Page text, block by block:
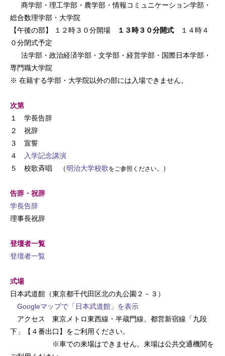
商学部・理工学部・農学部・情報コミュニケーション学部・
総合数理学部・大学院
【午後の部】
１２時３０分開場 １３時３０分開式 １４時４
０分閉式予定
法学部・政治経済学部・文学部・経営学部・国際日本学部・
専門職大学院
※ 在籍する学部・大学院以外の部には入場できません。
次第
１ 学長告辞
２ 祝辞
３ 宣誓
４
入学記念講演
５ 校歌斉唱
（明治大学校歌をご参照ください。 ）
告辞・祝辞
学長告辞
理事長祝辞
登壇者一覧
登壇者一覧
式場
日本武道館（東京都千代田区北の丸公園２－３）
Googleマップで「日本武道館」を表示
アクセス 東京メトロ東西線・半蔵門線、都営新宿線「九段
下」
【４番出口】をご利用ください。
※車での来場はできません。来場は公共交通機関を